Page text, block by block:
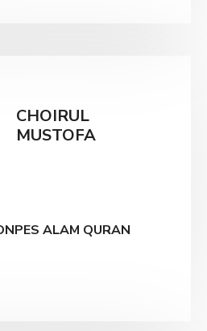
CHOIRUL
MUSTOFA
ALAM QURAN